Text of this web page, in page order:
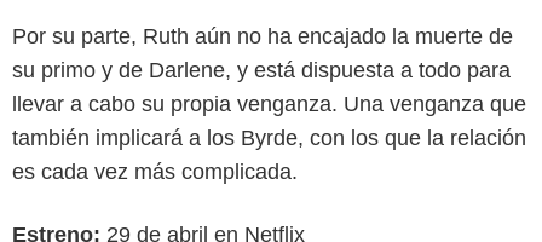
Por su parte, Ruth aún no ha encajado la muerte de
su primo y de Darlene, y está dispuesta a todo para
llevar a cabo su propia venganza. Una venganza que
también implicará a los Byrde, con los que la relación
es cada vez más complicada.
Estreno: 29 de abril en Netflix